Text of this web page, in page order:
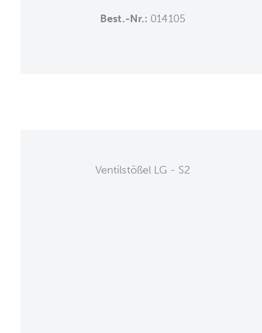
Best.-Nr.: 014105
Ventilstößel LG - S2